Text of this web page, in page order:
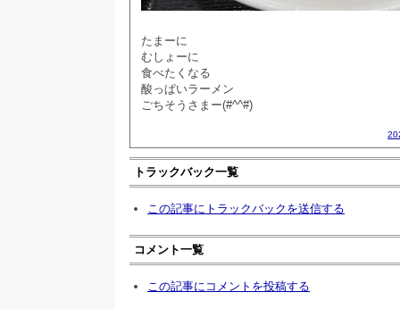
たまーに
むしょーに
食べたくなる
酸っぱいラーメン
ごちそうさまー(#^^#)
トラックバック一覧
この記事にトラックバックを送信する
コメント一覧
この記事にコメントを投稿する